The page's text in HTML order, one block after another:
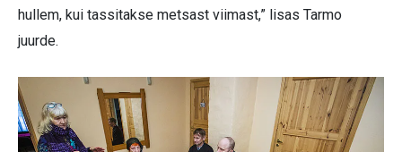
hullem, kui tassitakse metsast viimast,” lisas Tarmo
juurde.